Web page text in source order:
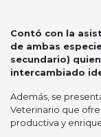
Contó con la
de ambas
secundario)
intercambiado
Además, se
Veterinario que
productiva y